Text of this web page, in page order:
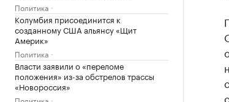
Политика
Колумбия присоединится к
созданному США альянсу «Щит
Америк»
Политика
Власти заявили о «переломе
положения» из-за обстрелов трассы
«Новороссия»